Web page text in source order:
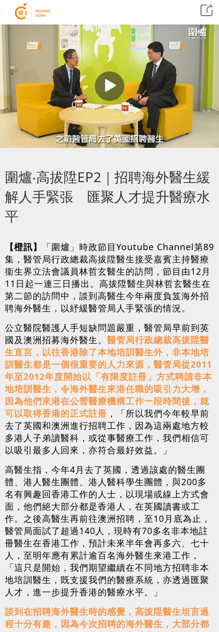
圍爐‧高拔陞EP2｜招聘海外醫生緩
解人手緊張 匯聚人才提升醫療水
平
【橙訊】
「圍爐」時政節目Youtube Channel第89
集，醫管局行政總裁高拔陞醫生接受嘉賓主持醫療
衞生界立法會議員林哲玄醫生的訪問，節目由12月
11日起一連三日播出。高拔陞醫生與林哲玄醫生在
第二節的訪問中，談到高醫生今年兩度負笈海外招
聘海外醫生，以紓緩醫管局人手緊張的情況。
公立醫院醫護人手短缺問題嚴重，醫管局早前到英
國及澳洲招募海外醫生。 醫管局行政總裁高拔陞醫
生直言，以往香港除了本地培訓醫生外，非本地培
訓醫生都是一個很重要的人力來源，醫管局從2011
年至2012年度開始以「有限度註冊」方式聘請非本
地培訓醫生，令海外醫生來港任職的吸引力大增，
因為他們來港在公營醫療機構工作一段時間後，就
可以取得香港的正式註冊 ，「所以我們今年較早前
去了英國和澳洲進行招聘工作，因為這兩處地方較
多港人子弟讀醫科，或從事醫療工作，我們相信可
以吸引最多人回來，亦符合最好效益。」
高醫生指，今年4月去了英國，透過該處的醫生團
體、港人醫生團體、港人醫科學生團體，與200多
名有興趣回香港工作的人士，以現場或線上方式會
面，他們絕大部分都是香港人，在英國讀書或工
作。之後高醫生再前往澳洲招聘，至10月底為止，
醫管局面試了超過140人，現時有70多名非本地註
冊醫生在香港工作，預計未來半年會再多六、七十
人，至明年應有累計逾百名海外醫生來港工作，
「這只是開始，我們期望繼續在不同地方招聘非本
地培訓醫生，既支援我們的醫療系統，亦透過匯聚
人才，進一步提升香港的醫療水平。」
談到在招聘海外醫生時的感覺，高拔陞醫生坦言過
程十分有趣，因為今次招聘的海外醫生，大部分都